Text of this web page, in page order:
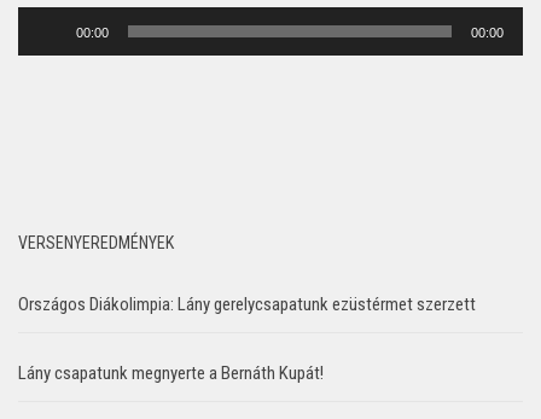
00:00 00:00
VERSENYEREDMÉNYEK
Országos Diákolimpia: Lány gerelycsapatunk ezüstérmet szerzett
Lány csapatunk megnyerte a Bernáth Kupát!